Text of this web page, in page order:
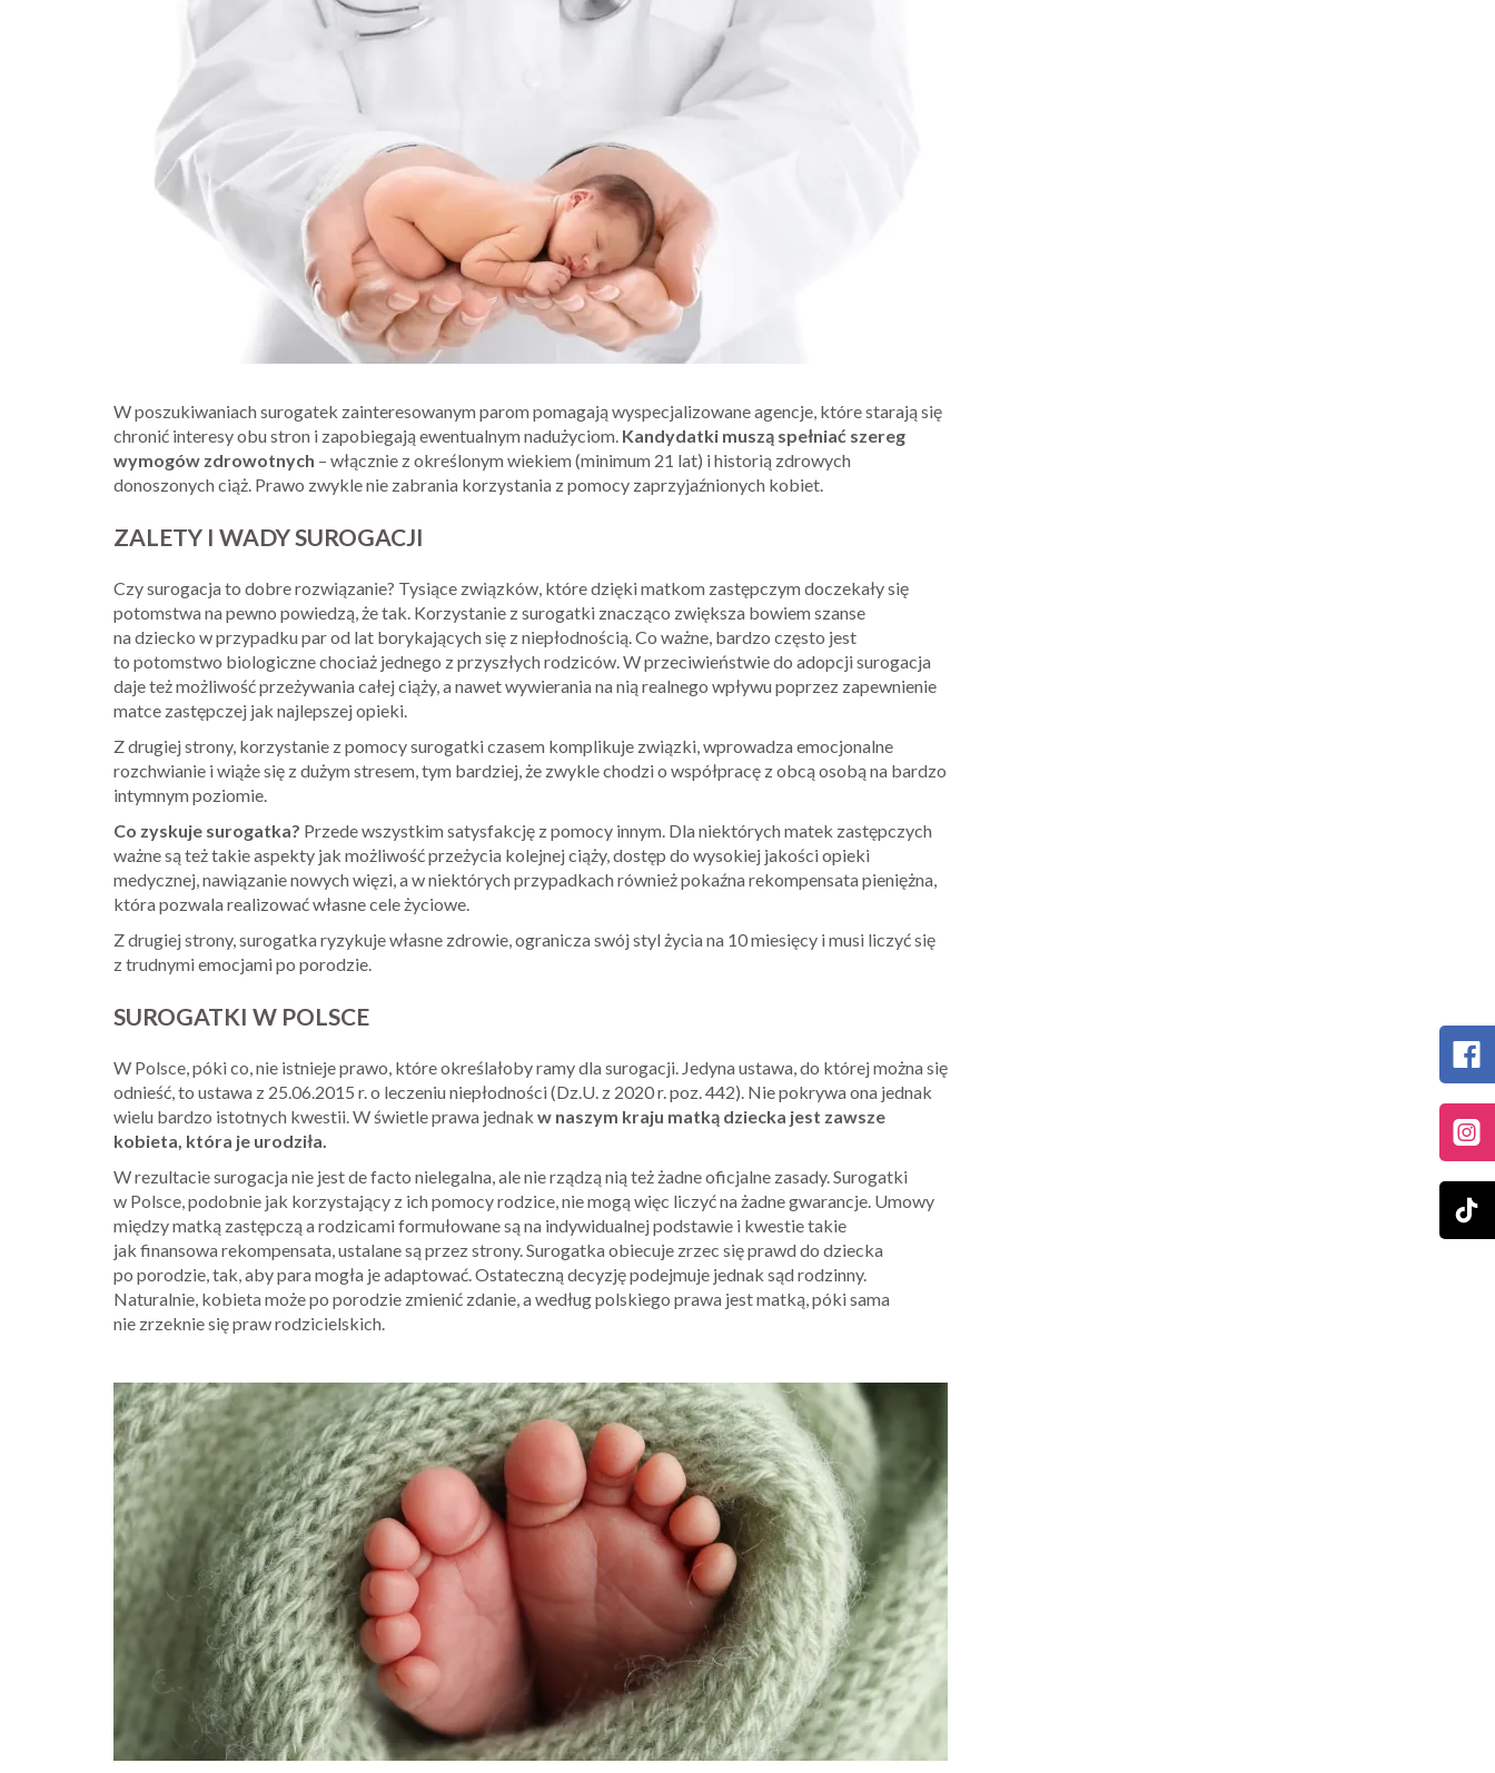
W poszukiwaniach surogatek zainteresowanym parom pomagają wyspecjalizowane agencje, które starają się
chronić interesy obu stron i zapobiegają ewentualnym nadużyciom. Kandydatki muszą spełniać szereg
wymogów zdrowotnych – włącznie z określonym wiekiem (minimum 21 lat) i historią zdrowych
donoszonych ciąż. Prawo zwykle nie zabrania korzystania z pomocy zaprzyjaźnionych kobiet.
ZALETY I WADY SUROGACJI
Czy surogacja to dobre rozwiązanie? Tysiące związków, które dzięki matkom zastępczym doczekały się
potomstwa na pewno powiedzą, że tak. Korzystanie z surogatki znacząco zwiększa bowiem szanse
na dziecko w przypadku par od lat borykających się z niepłodnością. Co ważne, bardzo często jest
to potomstwo biologiczne chociaż jednego z przyszłych rodziców. W przeciwieństwie do adopcji surogacja
daje też możliwość przeżywania całej ciąży, a nawet wywierania na nią realnego wpływu poprzez zapewnienie
matce zastępczej jak najlepszej opieki.
Z drugiej strony, korzystanie z pomocy surogatki czasem komplikuje związki, wprowadza emocjonalne
rozchwianie i wiąże się z dużym stresem, tym bardziej, że zwykle chodzi o współpracę z obcą osobą na bardzo
intymnym poziomie.
Co zyskuje surogatka? Przede wszystkim satysfakcję z pomocy innym. Dla niektórych matek zastępczych
ważne są też takie aspekty jak możliwość przeżycia kolejnej ciąży, dostęp do wysokiej jakości opieki
medycznej, nawiązanie nowych więzi, a w niektórych przypadkach również pokaźna rekompensata pieniężna,
która pozwala realizować własne cele życiowe.
Z drugiej strony, surogatka ryzykuje własne zdrowie, ogranicza swój styl życia na 10 miesięcy i musi liczyć się
z trudnymi emocjami po porodzie.
SUROGATKI W POLSCE
W Polsce, póki co, nie istnieje prawo, które określałoby ramy dla surogacji. Jedyna ustawa, do której można się
odnieść, to ustawa z 25.06.2015 r. o leczeniu niepłodności (Dz.U. z 2020 r. poz. 442). Nie pokrywa ona jednak
wielu bardzo istotnych kwestii. W świetle prawa jednak w naszym kraju matką dziecka jest zawsze
kobieta, która je urodziła.
W rezultacie surogacja nie jest de facto nielegalna, ale nie rządzą nią też żadne oficjalne zasady. Surogatki
w Polsce, podobnie jak korzystający z ich pomocy rodzice, nie mogą więc liczyć na żadne gwarancje. Umowy
między matką zastępczą a rodzicami formułowane są na indywidualnej podstawie i kwestie takie
jak finansowa rekompensata, ustalane są przez strony. Surogatka obiecuje zrzec się prawd do dziecka
po porodzie, tak, aby para mogła je adaptować. Ostateczną decyzję podejmuje jednak sąd rodzinny.
Naturalnie, kobieta może po porodzie zmienić zdanie, a według polskiego prawa jest matką, póki sama
nie zrzeknie się praw rodzicielskich.